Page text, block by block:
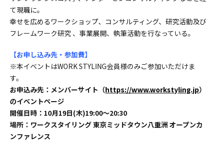
て現職に。
幸せを広めるワークショップ、コンサルティング、研究活動及び
フレームワーク研究 、事業展開、執筆活動を行なっている。
【お申し込み先・参加費】
※本イベントはWORK STYLING会員様のみご参加いただけま
す。
お申込み先：メンバーサイト（https://www.workstyling.jp）
のイベントページ
開催日時：10月19日(木)19:00〜20:30
場所：ワークスタイリング 東京ミッドタウン八重洲 オープンカ
ンファレンス